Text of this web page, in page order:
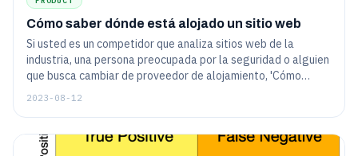
Cómo saber dónde está alojado un sitio web
Si usted es un competidor que analiza sitios web de la
industria, una persona preocupada por la seguridad o alguien
que busca cambiar de proveedor de alojamiento, 'Cómo
encontrar dónde está alojado un sitio web' es el artículo para
2023-08-12